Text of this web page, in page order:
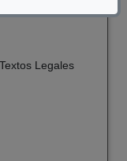
Legales